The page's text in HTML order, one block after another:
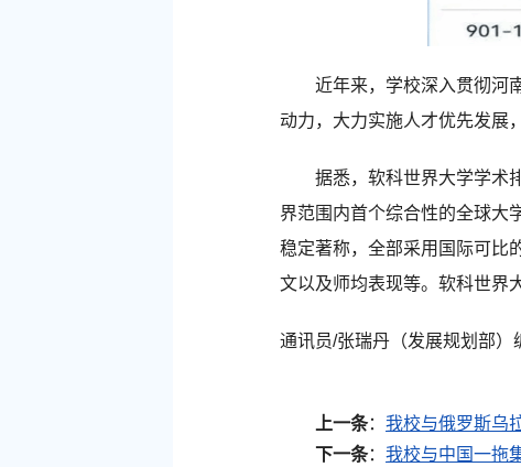
近年来，学校深入贯彻河
动力，大力实施人才优先发展
据悉，软科世界大学学术
界范围内首个综合性的全球大
稳定著称，全部采用国际可比
文以及师均表现等。软科世界
通讯员/张瑞丹（发展规划部）
上一条： 我校与俄罗斯乌
下一条： 我校与中国一拖